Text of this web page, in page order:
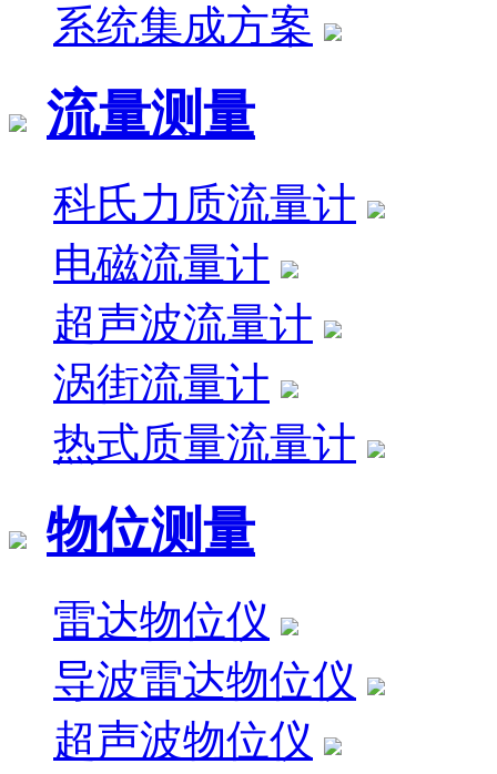
系统集成方案
流量测量
科氏力质流量计
电磁流量计
超声波流量计
涡街流量计
热式质量流量计
物位测量
雷达物位仪
导波雷达物位仪
超声波物位仪